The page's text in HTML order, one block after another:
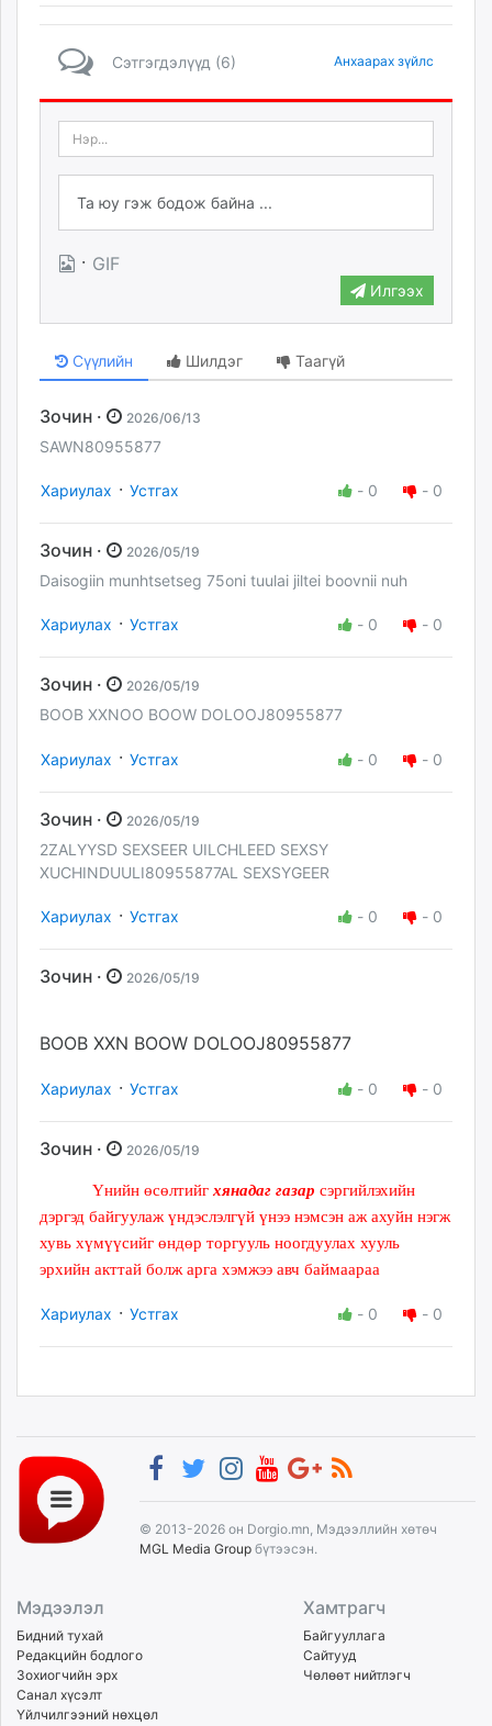
Сэтгэгдэлүүд (6) Анхаарах зүйлс
· GIF
Илгээх
Сүүлийн Шилдэг Таагүй
Зочин · 2026/06/13
SAWN80955877
Хариулах · Устгах - 0 - 0
Зочин · 2026/05/19
Daisogiin munhtsetseg 75oni tuulai jiltei boovnii nuh
Хариулах · Устгах - 0 - 0
Зочин · 2026/05/19
BOOB XXNOO BOOW DOLOOJ80955877
Хариулах · Устгах - 0 - 0
Зочин · 2026/05/19
2ZALYYSD SEXSEER UILCHLEED SEXSY
XUCHINDUULI80955877AL SEXSYGEER
Хариулах · Устгах - 0 - 0
Зочин · 2026/05/19
BOOB XXN BOOW DOLOOJ80955877
Хариулах · Устгах - 0 - 0
Зочин · 2026/05/19
Үнийн өсөлтийг хянадаг газар сэргийлэхийн
дэргэд байгуулаж үндэслэлгүй үнээ нэмсэн аж ахуйн нэгж
хувь хүмүүсийг өндөр торгууль ноогдуулах хууль
эрхийн акттай болж арга хэмжээ авч баймаараа
Хариулах · Устгах - 0 - 0
© 2013-2026 он Dorgio.mn, Мэдээллийн хөтөч
MGL Media Group бүтээсэн.
Мэдээлэл
Бидний тухай
Редакцийн бодлого
Зохиогчийн эрх
Санал хүсэлт
Үйлчилгээний нөхцөл
Хамтрагч
Байгууллага
Сайтууд
Чөлөөт нийтлэгч